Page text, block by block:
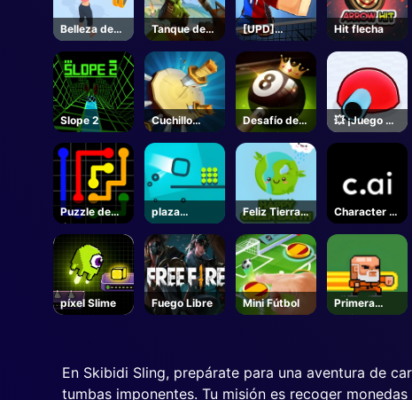
Belleza de
levantamien
to de pesas
Tanque de
montaña
[UPD]
Volleyball
Legends -
Roblox
Hit flecha
Slope 2
Cuchillo
lanzar
misión
Desafío de
la piscina de
8 bolas
💥 ¡Juego de
tanques! -
Puzzle de
línea de
enlace
plaza
gravedad
Feliz Tierra
Verde
Character AI
- Juegos
píxel Slime Fuego Libre Mini Fútbol
Primera
Furia
En Skibidi Sling, prepárate para una aventura de
tumbas imponentes. Tu misión es recoger